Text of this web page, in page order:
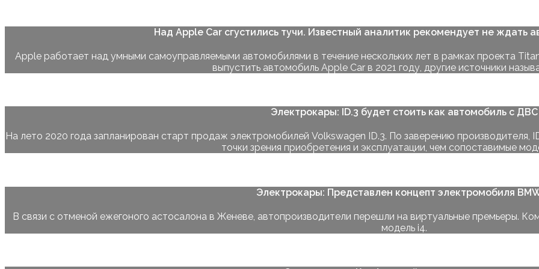
Над Apple Car сгустились тучи. Известный аналитик рекомендует не ждать
Apple работает над умными самоуправляемыми автомобилями в течение нескольких лет в рамках проекта
выпустить автомобиль Apple Car в 2021 году, другие источники
Электрокары: ID.3 будет стоить как автомобиль с ДВС
На лето 2020 года запланирован старт продаж электромобилей Volkswagen ID.3. По заверению производителя,
точки зрения приобретения и эксплуатации, чем сопоставимые
Электрокары: Представлен концепт электромобиля
В связи с отменой ежегоного астосалона в Женеве, автопроизводители перешли на виртуальные премьеры.
модель i4.